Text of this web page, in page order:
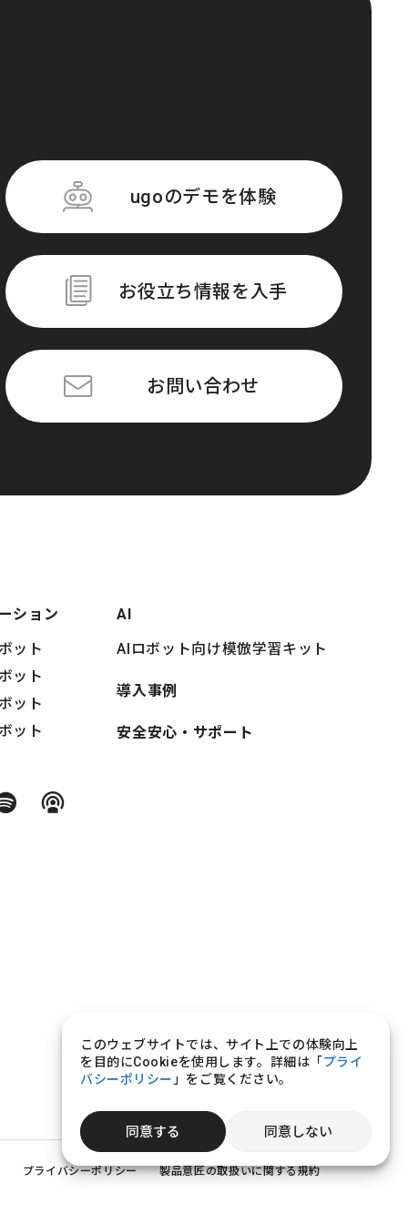
このウェブサイトでは、サイト上での体験向上
を目的にCookieを使用します。詳細は「プライ
バシーポリシー 」をご覧ください。
同意する 同意しない
ugoのデモを体験
お役立ち情報を入手
お問い合わせ
ション
ット
ット
ット
ット
AI
AIロボット向け模倣学習キット
導入事例
安全安心・サポート
プライバシーポリシー 製品意匠の取扱いに関する規約